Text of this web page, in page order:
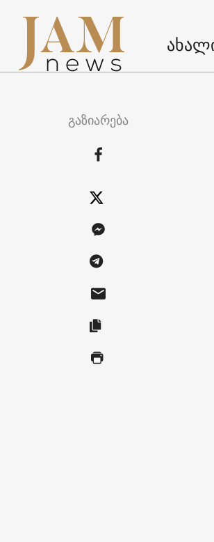
გაზიარება